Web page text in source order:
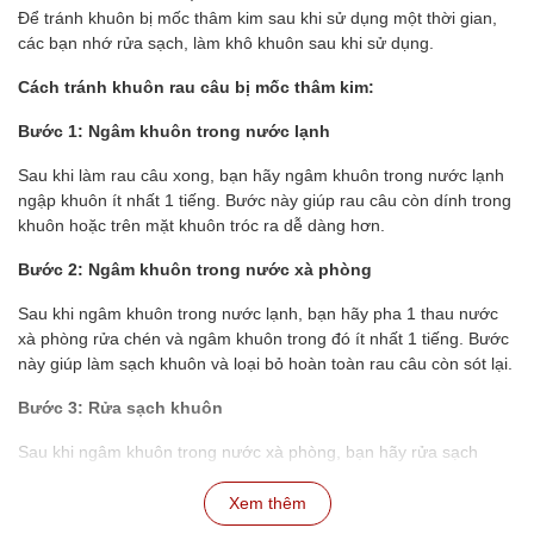
Để tránh khuôn bị mốc thâm kim sau khi sử dụng một thời gian,
các bạn nhớ rửa sạch, làm khô khuôn sau khi sử dụng.
Cách tránh khuôn rau câu bị mốc thâm kim:
Bước 1: Ngâm khuôn trong nước lạnh
Sau khi làm rau câu xong, bạn hãy ngâm khuôn trong nước lạnh
ngập khuôn ít nhất 1 tiếng. Bước này giúp rau câu còn dính trong
khuôn hoặc trên mặt khuôn tróc ra dễ dàng hơn.
Bước 2: Ngâm khuôn trong nước xà phòng
Sau khi ngâm khuôn trong nước lạnh, bạn hãy pha 1 thau nước
xà phòng rửa chén và ngâm khuôn trong đó ít nhất 1 tiếng. Bước
này giúp làm sạch khuôn và loại bỏ hoàn toàn rau câu còn sót lại.
Bước 3: Rửa sạch khuôn
Sau khi ngâm khuôn trong nước xà phòng, bạn hãy rửa sạch
Bước 4: Phơi khô khuôn
Xem thêm